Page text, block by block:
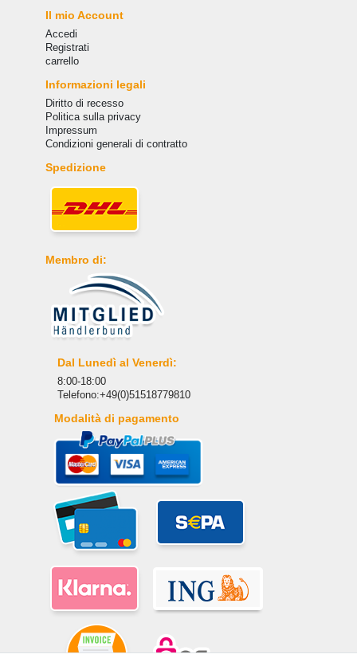
Il mio Account
Accedi
Registrati
carrello
Informazioni legali
Diritto di recesso
Politica sulla privacy
Impressum
Condizioni generali di contratto
Spedizione
Membro di:
Dal Lunedì al Venerdì:
8:00-18:00
Telefono:+49(0)51518779810
Modalità di pagamento